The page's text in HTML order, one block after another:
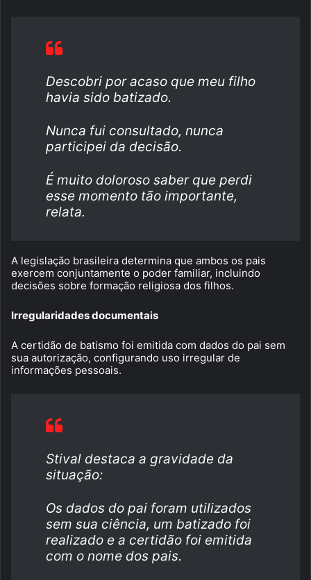
Descobri por acaso que meu filho
havia sido batizado.
Nunca fui consultado, nunca
participei da decisão.
É muito doloroso saber que perdi
esse momento tão importante,
relata.
A legislação brasileira determina que ambos os pais
exercem conjuntamente o poder familiar, incluindo
decisões sobre formação religiosa dos filhos.
Irregularidades documentais
A certidão de batismo foi emitida com dados do pai sem
sua autorização, configurando uso irregular de
informações pessoais.
Stival destaca a gravidade da
situação:
Os dados do pai foram utilizados
sem sua ciência, um batizado foi
realizado e a certidão foi emitida
com o nome dos pais.